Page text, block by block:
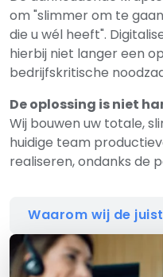
om "slimmer om te
die u wél heeft".
hierbij niet langer een
bedrijfskritische
De oplossing is niet
Wij bouwen uw totale,
huidige team
realiseren, ondanks de
Waarom wij de